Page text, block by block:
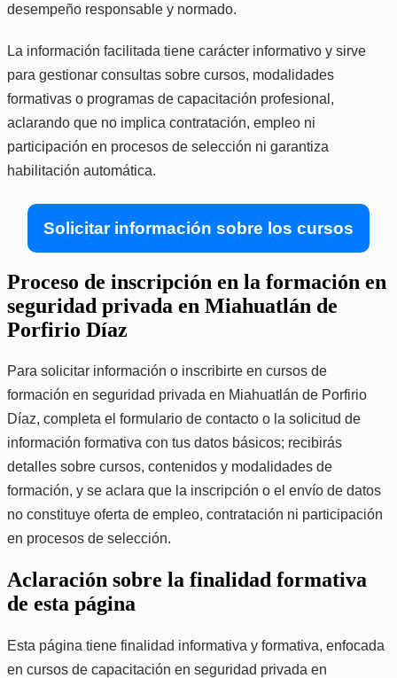
desempeño responsable y normado.
La información facilitada tiene carácter informativo y sirve
para gestionar consultas sobre cursos, modalidades
formativas o programas de capacitación profesional,
aclarando que no implica contratación, empleo ni
participación en procesos de selección ni garantiza
habilitación automática.
Solicitar información sobre los cursos
Proceso de inscripción en la formación en
seguridad privada en Miahuatlán de
Porfirio Díaz
Para solicitar información o inscribirte en cursos de
formación en seguridad privada en Miahuatlán de Porfirio
Díaz, completa el formulario de contacto o la solicitud de
información formativa con tus datos básicos; recibirás
detalles sobre cursos, contenidos y modalidades de
formación, y se aclara que la inscripción o el envío de datos
no constituye oferta de empleo, contratación ni participación
en procesos de selección.
Aclaración sobre la finalidad formativa
de esta página
Esta página tiene finalidad informativa y formativa, enfocada
en cursos de capacitación en seguridad privada en